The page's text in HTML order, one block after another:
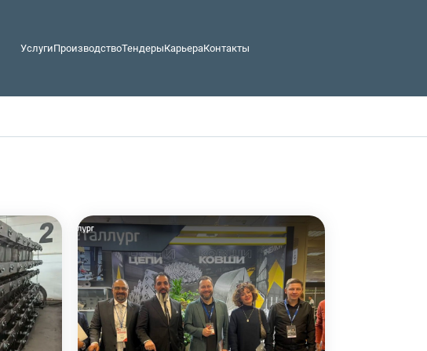
УслугиПроизводствоТендерыКарьераКонтакты